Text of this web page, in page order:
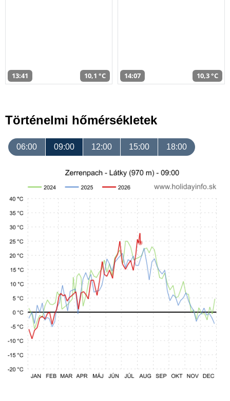
13:41 10,1 °C 14:07 10,3 °C
Történelmi hőmérsékletek
06:00 09:00 12:00 15:00 18:00